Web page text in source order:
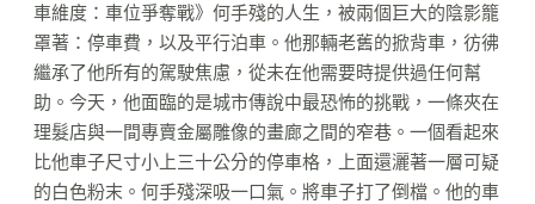
車維度：車位爭奪戰》何手殘的人生，被兩個巨大的陰影籠
罩著：停車費，以及平行泊車。他那輛老舊的掀背車，彷彿
繼承了他所有的駕駛焦慮，從未在他需要時提供過任何幫
助。今天，他面臨的是城市傳說中最恐怖的挑戰，一條夾在
理髮店與一間專賣金屬雕像的畫廊之間的窄巷。一個看起來
比他車子尺寸小上三十公分的停車格，上面還灑著一層可疑
的白色粉末。何手殘深吸一口氣。將車子打了倒檔。他的車